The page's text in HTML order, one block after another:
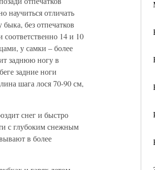
научиться отличать
без отпечатков
14 и 10
у самки – более
заднюю ногу в
задние ноги
шага лося 70-90 см,
снег и быстро
с глубоким снежным
в более